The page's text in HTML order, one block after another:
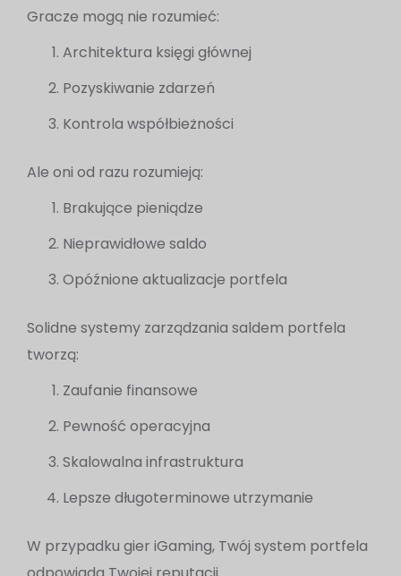
Gracze mogą nie rozumieć:
Architektura księgi głównej
Pozyskiwanie zdarzeń
Kontrola współbieżności
Ale oni od razu rozumieją:
Brakujące pieniądze
Nieprawidłowe saldo
Opóźnione aktualizacje portfela
Solidne systemy zarządzania saldem portfela
tworzą:
Zaufanie finansowe
Pewność operacyjna
Skalowalna infrastruktura
Lepsze długoterminowe utrzymanie
W przypadku gier iGaming, Twój system portfela